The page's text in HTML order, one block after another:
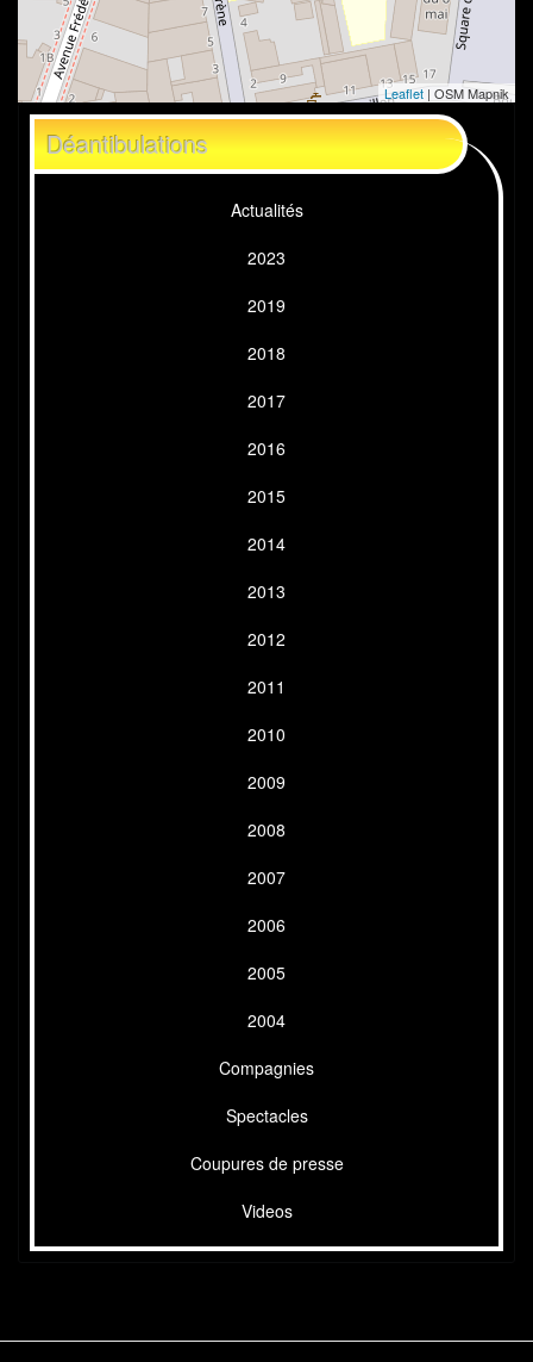
Leaflet | OSM Mapnik
Déantibulations
Actualités
2023
2019
2018
2017
2016
2015
2014
2013
2012
2011
2010
2009
2008
2007
2006
2005
2004
Compagnies
Spectacles
Coupures de presse
Videos